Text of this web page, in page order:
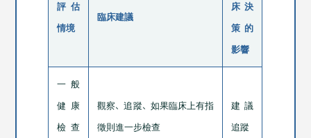
評估
情境
臨床建議
床決
策的
影響
一般
健康
檢查
觀察、追蹤、如果臨床上有指
徵則進一步檢查
建議
追蹤